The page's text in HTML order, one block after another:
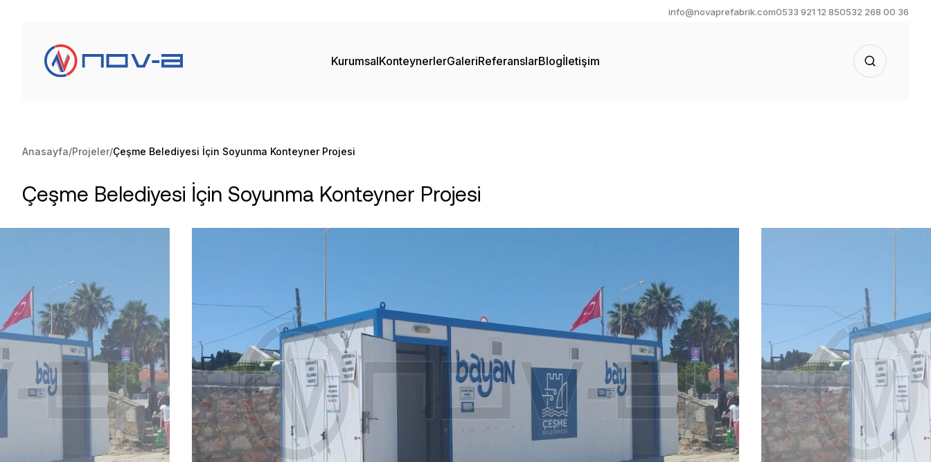
KurumsalKonteynerlerGaleriReferanslarBlogİletişim
info@novaprefabrik.com0533 921 12 850532 268 00 36
Anasayfa Projeler Çeşme Belediyesi İçin Soyunma Konteyner Projesi
Çeşme Belediyesi İçin Soyunma Konteyner Projesi